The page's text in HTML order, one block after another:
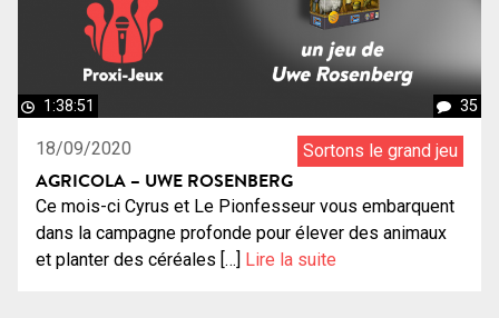
1:38:51 35
18/09/2020 Sortons le grand jeu
AGRICOLA – UWE ROSENBERG
Ce mois-ci Cyrus et Le Pionfesseur vous embarquent
dans la campagne profonde pour élever des animaux
et planter des céréales […]
Lire la suite